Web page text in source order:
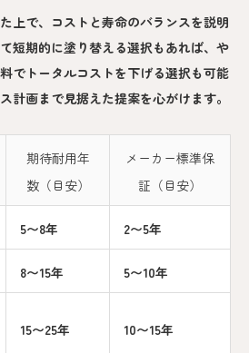
上で、コストと寿命のバランスを説明
短期的に塗り替える選択もあれば、や
でトータルコストを下げる選択も可能
計画まで見据えた提案を心がけます。
期待耐用年
数（目安）
メーカー標準保
証（目安）
5〜8年 2〜5年
8〜15年 5〜10年
15〜25年 10〜15年